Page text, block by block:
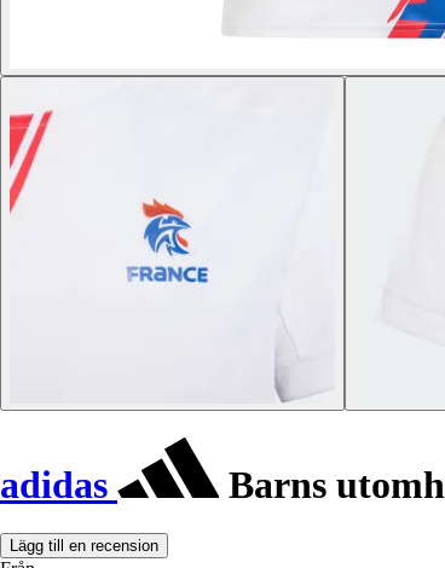
adidas Barns
Lägg till en recension